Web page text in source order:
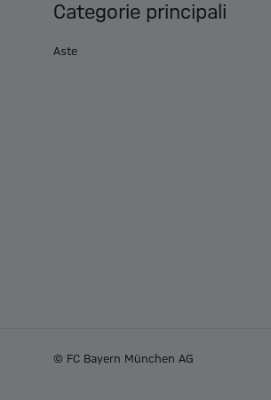
Categorie principali
Aste
© FC Bayern München AG